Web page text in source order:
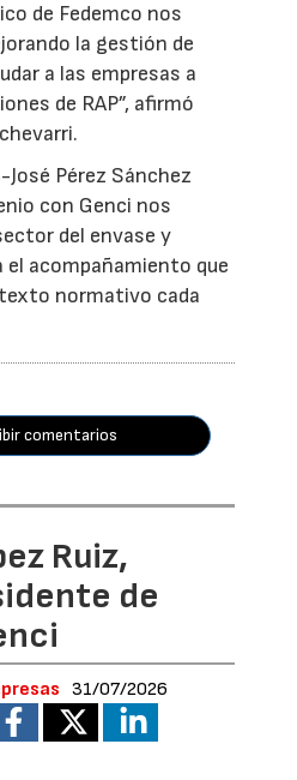
de Fedemco nos
la gestión de
a las empresas a
de RAP”, afirmó
Pérez Sánchez
con Genci nos
del envase y
el acompañamiento que
normativo cada
comentarios
Ruiz,
de
31/07/2026